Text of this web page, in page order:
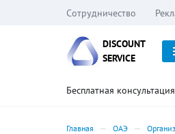
Сотрудничество
DISCOUNT
SERVICE
Бесплатная консультация
Главная ОАЭ